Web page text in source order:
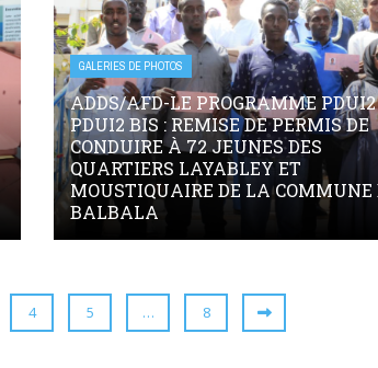
GALERIES DE PHOTOS
ADDS/AFD-LE PROGRAMME
PDUI2 BIS : REMISE DE PERMIS DE
CONDUIRE À 72 JEUNES DES
QUARTIERS LAYABLEY ET
MOUSTIQUAIRE DE LA COMMUNE
BALBALA
4 5 … 8